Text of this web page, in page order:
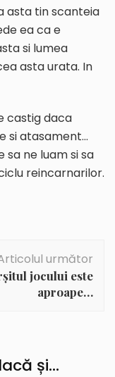
asta tin scanteia
ea ca e
si lumea
asta urata. In
castig daca
si atasament…
sa ne luam si sa
reincarnarilor.
următor
jocului este
aproape…
și...